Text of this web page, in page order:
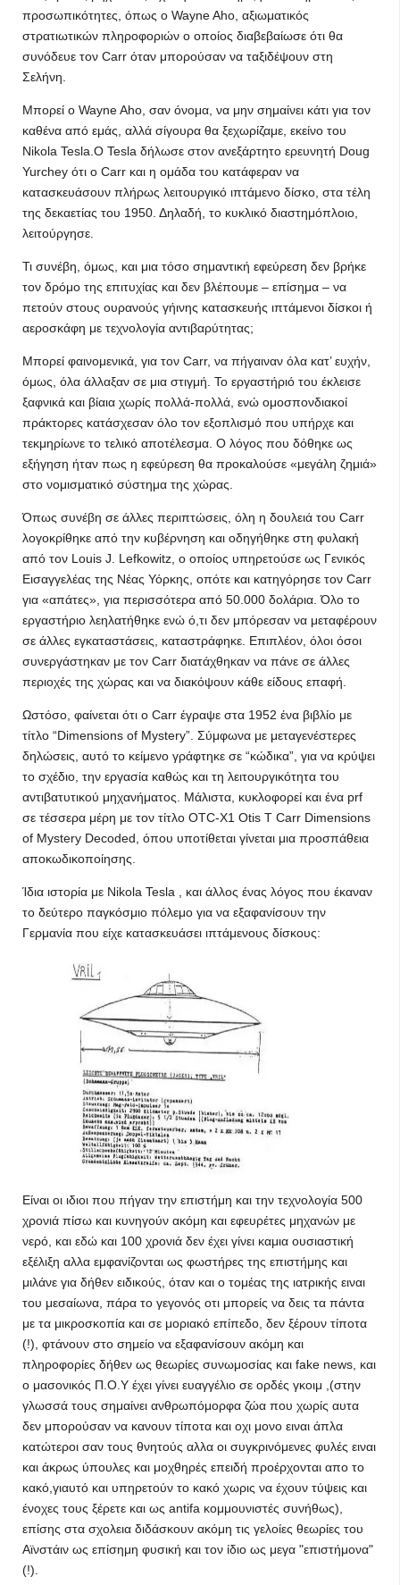
προσωπικότητες, όπως ο Wayne Aho, αξιωματικός
στρατιωτικών πληροφοριών ο οποίος διαβεβαίωσε ότι θα
συνόδευε τον Carr όταν μπορούσαν να ταξιδέψουν στη
Σελήνη.
Μπορεί ο Wayne Aho, σαν όνομα, να μην σημαίνει κάτι για τον
καθένα από εμάς, αλλά σίγουρα θα ξεχωρίζαμε, εκείνο του
Nikola Tesla.Ο Tesla δήλωσε στον ανεξάρτητο ερευνητή Doug
Yurchey ότι ο Carr και η ομάδα του κατάφεραν να
κατασκευάσουν πλήρως λειτουργικό ιπτάμενο δίσκο, στα τέλη
της δεκαετίας του 1950. Δηλαδή, το κυκλικό διαστημόπλοιο,
λειτούργησε.
Τι συνέβη, όμως, και μια τόσο σημαντική εφεύρεση δεν βρήκε
τον δρόμο της επιτυχίας και δεν βλέπουμε – επίσημα – να
πετούν στους ουρανούς γήινης κατασκευής ιπτάμενοι δίσκοι ή
αεροσκάφη με τεχνολογία αντιβαρύτητας;
Μπορεί φαινομενικά, για τον Carr, να πήγαιναν όλα κατ’ ευχήν,
όμως, όλα άλλαξαν σε μια στιγμή. Το εργαστήριό του έκλεισε
ξαφνικά και βίαια χωρίς πολλά-πολλά, ενώ ομοσπονδιακοί
πράκτορες κατάσχεσαν όλο τον εξοπλισμό που υπήρχε και
τεκμηρίωνε το τελικό αποτέλεσμα. Ο λόγος που δόθηκε ως
εξήγηση ήταν πως η εφεύρεση θα προκαλούσε «μεγάλη ζημιά»
στο νομισματικό σύστημα της χώρας.
Όπως συνέβη σε άλλες περιπτώσεις, όλη η δουλειά του Carr
λογοκρίθηκε από την κυβέρνηση και οδηγήθηκε στη φυλακή
από τον Louis J. Lefkowitz, ο οποίος υπηρετούσε ως Γενικός
Εισαγγελέας της Νέας Υόρκης, οπότε και κατηγόρησε τον Carr
για «απάτες», για περισσότερα από 50.000 δολάρια. Όλο το
εργαστήριο λεηλατήθηκε ενώ ό,τι δεν μπόρεσαν να μεταφέρουν
σε άλλες εγκαταστάσεις, καταστράφηκε. Επιπλέον, όλοι όσοι
συνεργάστηκαν με τον Carr διατάχθηκαν να πάνε σε άλλες
περιοχές της χώρας και να διακόψουν κάθε είδους επαφή.
Ωστόσο, φαίνεται ότι ο Carr έγραψε στα 1952 ένα βιβλίο με
τίτλο “Dimensions of Mystery”. Σύμφωνα με μεταγενέστερες
δηλώσεις, αυτό το κείμενο γράφτηκε σε “κώδικα”, για να κρύψει
το σχέδιο, την εργασία καθώς και τη λειτουργικότητα του
αντιβατυτικού μηχανήματος. Μάλιστα, κυκλοφορεί και ένα prf
σε τέσσερα μέρη με τον τίτλο OTC-X1 Otis T Carr Dimensions
of Mystery Decoded, όπου υποτίθεται γίνεται μια προσπάθεια
αποκωδικοποίησης.
Ίδια ιστορία με Nikola Tesla , και άλλος ένας λόγος που έκαναν
το δεύτερο παγκόσμιο πόλεμο για να εξαφανίσουν την
Γερμανία που είχε κατασκευάσει ιπτάμενους δίσκους:
Είναι οι ιδιοι που πήγαν την επιστήμη και την τεχνολογία 500
χρονιά πίσω και κυνηγούν ακόμη και εφευρέτες μηχανών με
νερό, και εδώ και 100 χρονιά δεν έχει γίνει καμια ουσιαστική
εξέλιξη αλλα εμφανίζονται ως φωστήρες της επιστήμης και
μιλάνε για δήθεν ειδικούς, όταν και ο τομέας της ιατρικής ειναι
του μεσαίωνα, πάρα το γεγονός οτι μπορείς να δεις τα πάντα
με τα μικροσκοπία και σε μοριακό επίπεδο, δεν ξέρουν τίποτα
(!), φτάνουν στο σημείο να εξαφανίσουν ακόμη και
πληροφορίες δήθεν ως θεωρίες συνωμοσίας και fake news, και
ο μασονικός Π.Ο.Υ έχει γίνει ευαγγέλιο σε ορδές γκοιμ ,(στην
γλωσσά τους σημαίνει ανθρωπόμορφα ζώα που χωρίς αυτα
δεν μπορούσαν να κανουν τίποτα και οχι μονο ειναι άπλα
κατώτεροι σαν τους θνητούς αλλα οι συγκρινόμενες φυλές ειναι
και άκρως ύπουλες και μοχθηρές επειδή προέρχονται απο το
κακό,γιαυτό και υπηρετούν το κακό χωρις να έχουν τύψεις και
ένοχες τους ξέρετε και ως antifa κομμουνιστές συνήθως),
επίσης στα σχολεια διδάσκουν ακόμη τις γελοίες θεωρίες του
Αϊνστάιν ως επίσημη φυσική και τον ίδιο ως μεγα "επιστήμονα"
(!).